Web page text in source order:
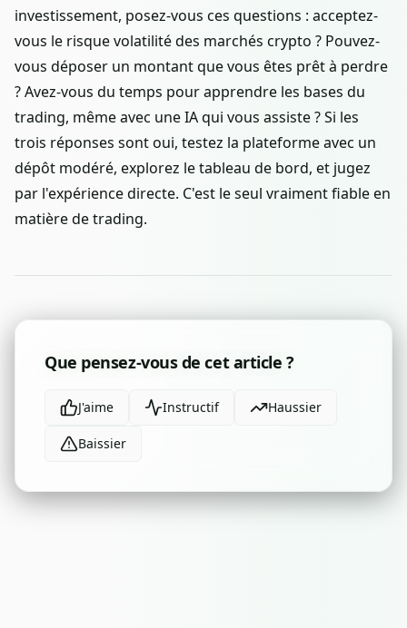
investissement, posez-vous ces questions : acceptez-
vous le risque volatilité des marchés crypto ? Pouvez-
vous déposer un montant que vous êtes prêt à perdre
? Avez-vous du temps pour apprendre les bases du
trading, même avec une IA qui vous assiste ? Si les
trois réponses sont oui, testez la plateforme avec un
dépôt modéré, explorez le tableau de bord, et jugez
par l'expérience directe. C'est le seul vraiment fiable en
matière de trading.
Que pensez-vous de cet article ?
J'aime Instructif Haussier
Baissier